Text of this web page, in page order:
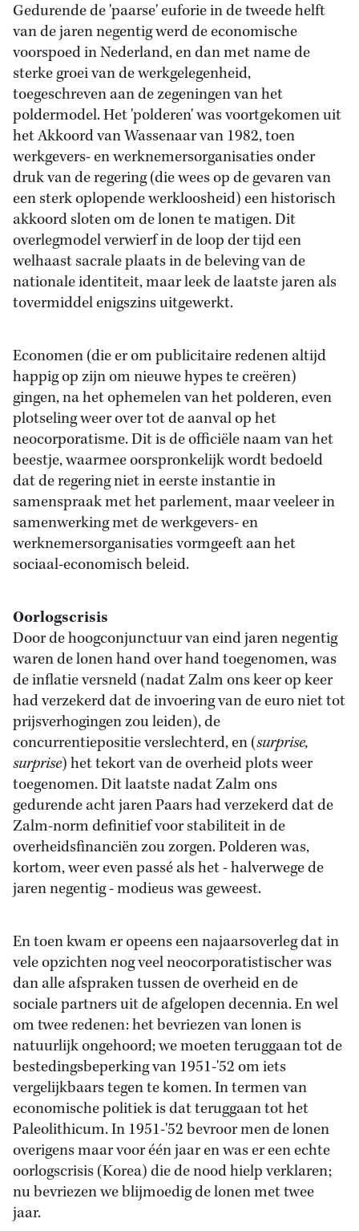
Gedurende de 'paarse' euforie in de tweede helft
van de jaren negentig werd de economische
voorspoed in Nederland, en dan met name de
sterke groei van de werkgelegenheid,
toegeschreven aan de zegeningen van het
poldermodel. Het 'polderen' was voortgekomen uit
het Akkoord van Wassenaar van 1982, toen
werkgevers- en werknemersorganisaties onder
druk van de regering (die wees op de gevaren van
een sterk oplopende werkloosheid) een historisch
akkoord sloten om de lonen te matigen. Dit
overlegmodel verwierf in de loop der tijd een
welhaast sacrale plaats in de beleving van de
nationale identiteit, maar leek de laatste jaren als
tovermiddel enigszins uitgewerkt.
Economen (die er om publicitaire redenen altijd
happig op zijn om nieuwe hypes te creëren)
gingen, na het ophemelen van het polderen, even
plotseling weer over tot de aanval op het
neocorporatisme. Dit is de officiële naam van het
beestje, waarmee oorspronkelijk wordt bedoeld
dat de regering niet in eerste instantie in
samenspraak met het parlement, maar veeleer in
samenwerking met de werkgevers- en
werknemersorganisaties vormgeeft aan het
sociaal-economisch beleid.
Oorlogscrisis
Door de hoogconjunctuur van eind jaren negentig
waren de lonen hand over hand toegenomen, was
de inflatie versneld (nadat Zalm ons keer op keer
had verzekerd dat de invoering van de euro niet tot
prijsverhogingen zou leiden), de
concurrentiepositie verslechterd, en (surprise,
surprise) het tekort van de overheid plots weer
toegenomen. Dit laatste nadat Zalm ons
gedurende acht jaren Paars had verzekerd dat de
Zalm-norm definitief voor stabiliteit in de
overheidsfinanciën zou zorgen. Polderen was,
kortom, weer even passé als het - halverwege de
jaren negentig - modieus was geweest.
En toen kwam er opeens een najaarsoverleg dat in
vele opzichten nog veel neocorporatistischer was
dan alle afspraken tussen de overheid en de
sociale partners uit de afgelopen decennia. En wel
om twee redenen: het bevriezen van lonen is
natuurlijk ongehoord; we moeten teruggaan tot de
bestedingsbeperking van 1951-'52 om iets
vergelijkbaars tegen te komen. In termen van
economische politiek is dat teruggaan tot het
Paleolithicum. In 1951-'52 bevroor men de lonen
overigens maar voor één jaar en was er een echte
oorlogscrisis (Korea) die de nood hielp verklaren;
nu bevriezen we blijmoedig de lonen met twee
jaar.